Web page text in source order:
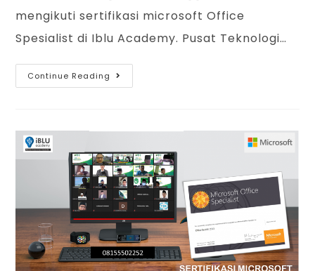
mengikuti sertifikasi microsoft Office
Spesialist di Iblu Academy. Pusat Teknologi…
Continue Reading